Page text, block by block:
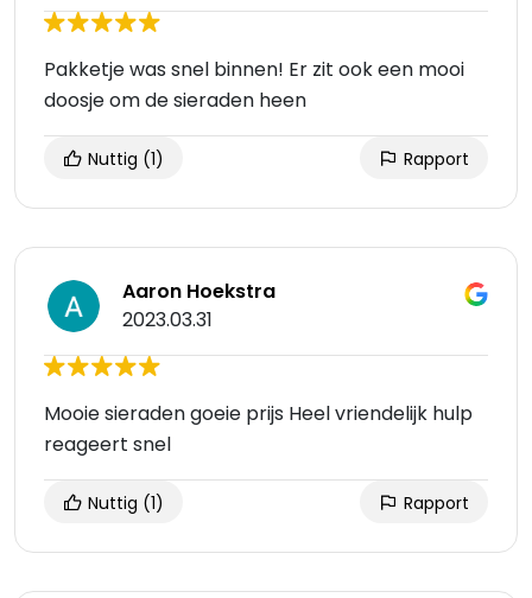
Pakketje was snel binnen! Er zit ook een mooi
doosje om de sieraden heen
Nuttig (1) Rapport
Aaron Hoekstra
2023.03.31
Mooie sieraden goeie prijs Heel vriendelijk hulp
reageert snel
Nuttig (1) Rapport